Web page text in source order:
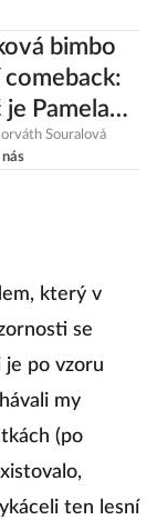
bimbo
comeback:
je Pamela
múzou
Souralová
který v
se
je po vzoru
my
(po
ten lesní